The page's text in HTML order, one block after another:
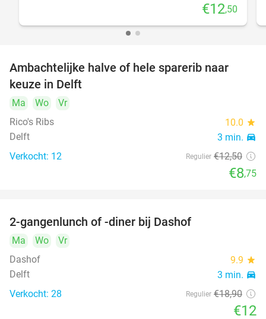
€12,50
Ambachtelijke halve of hele sparerib naar
keuze in Delft
Ma Wo
Vr
Rico's Ribs
10.0 star
Delft 3 min. directions_car
Verkocht: 12 Regulier €12,50
€8,75
2-gangenlunch of -diner bij Dashof
Ma Wo
Vr
Dashof
9.9 star
Delft 3 min. directions_car
Verkocht: 28 Regulier €18,90
€12